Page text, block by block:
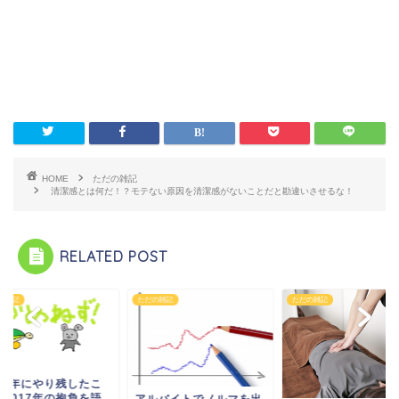
HOME
ただの雑記
清潔感とは何だ！？モテない原因を清潔感がないことだと勘違いさせるな！
RELATED POST
雑記
年にやり残したこ
ただの雑記 ただの雑記